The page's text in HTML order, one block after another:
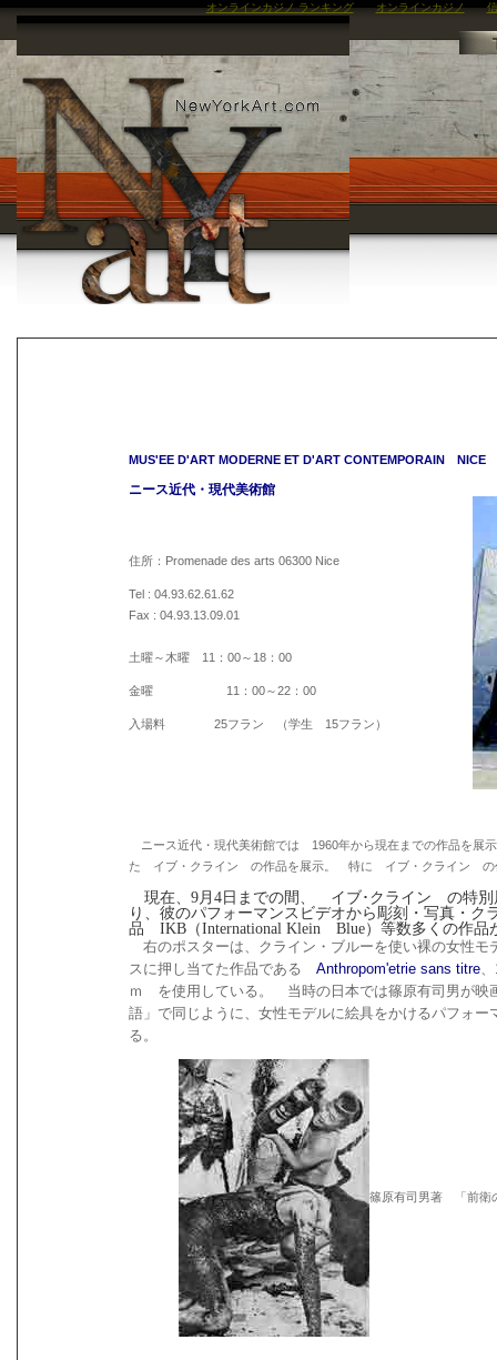
オンラインカジノ ランキング オンラインカジノ
MUS'EE D'ART MODERNE ET D'ART CONTEMPORAIN NICE
ニース近代・現代美術館
住所：Promenade des arts 06300 Nice
Tel : 04.93.62.61.62
Fax : 04.93.13.09.01
土曜～木曜 11：00～18：00
金曜 11：00～22：00
入場料 25フラン （学生 15フラン）
ニース近代・現代美術館では 1960年から現在までの作品を展
た イブ・クライン の作品を展示。 特に イブ・クライン の
現在、9月4日までの間、 イブ･クライン の特別
り、彼のパフォーマンスビデオから彫刻・写真・ク
品 IKB（International Klein Blue）等数多くの作品
右のポスターは、クライン・ブルーを使い裸の女性モ
スに押し当てた作品である Anthropom'etrie sans titre
ｍ を使用している。 当時の日本では篠原有司男が
語」で同じように、女性モデルに絵具をかけるパフォー
る。
篠原有司男著 「前